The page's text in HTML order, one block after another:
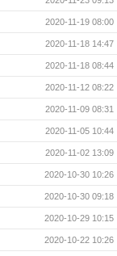
2020-11-19 08:00
2020-11-18 14:47
2020-11-18 08:44
2020-11-12 08:22
2020-11-09 08:31
2020-11-05 10:44
2020-11-02 13:09
2020-10-30 10:26
2020-10-30 09:18
2020-10-29 10:15
2020-10-22 10:26